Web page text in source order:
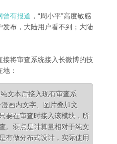
曾有报道 ，“周小平”高度敏感
布，大陆用户看不到；大陆
将审查系统接入长微博的技
：
文本后接入现有审查系
画内文字、图片叠加文
要在审查时接入该模块，所
。弱点是计算量相对于纯文
有做分布式设计，实际使用